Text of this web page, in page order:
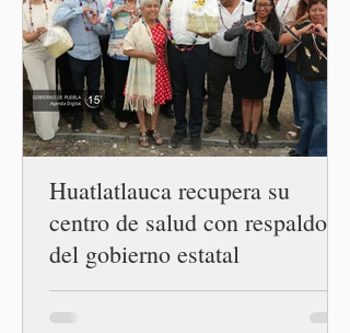
conferencia matutina en
Palacio Nacional, el
funcionario informó que en
el país únicamente se han
confirmado 33 casos de esta
enferme
Huatlatlauca recupera su
centro de salud con respaldo
del gobierno estatal